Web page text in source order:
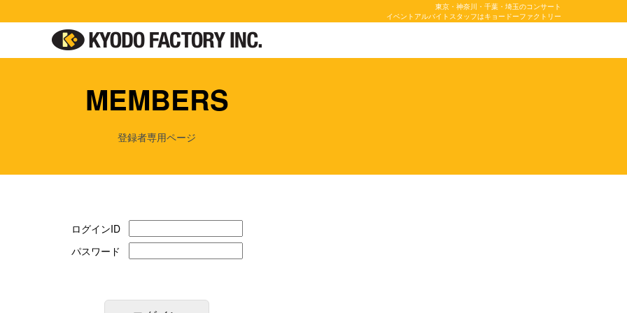
東京・神奈川・千葉・埼玉のコンサート
イベントアルバイトスタッフはキョードーファクトリー
MEMBERS
登録者専用ページ
ログインID
パスワード